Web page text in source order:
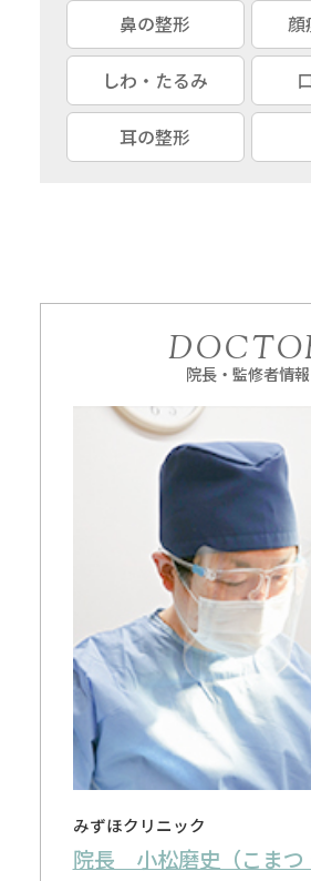
鼻の整形 顔
しわ・たるみ
耳の整形
院長・監修者情報
みずほクリニック
院長 小松磨史（こまつ